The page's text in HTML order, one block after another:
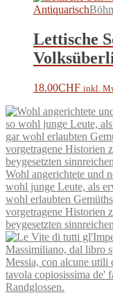
Antiquarisch
Lettische
18.00CHF inkl.
Wohl angerichtete und
wohl junge Leute, als
wohl erlaubten
vorgetragene Historien
beygesetzten